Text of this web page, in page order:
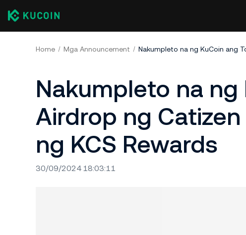
Home Mga Announcement
Nakumpleto na ng
Airdrop ng
ng KCS Rewards
30/09/2024 18:03:11